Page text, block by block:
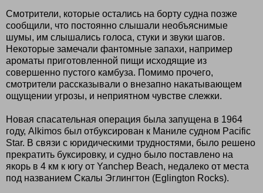
Смотрители, которые остались на борту судна позже
сообщили, что постоянно слышали необъяснимые
шумы, им слышались голоса, стуки и звуки шагов.
Некоторые замечали фантомные запахи, например
ароматы приготовленной пищи исходящие из
совершенно пустого камбуза. Помимо прочего,
смотрители рассказывали о внезапно накатывающем
ощущении угрозы, и неприятном чувстве слежки.
Новая спасательная операция была запущена в 1964
году, Alkimos был отбуксирован к Маниле судном Pacific
Star. В связи с юридическими трудностями, было решено
прекратить буксировку, и судно было поставлено на
якорь в 4 км к югу от Yanchep Beach, недалеко от места
под названием Скалы Эглингтон (Eglington Rocks).